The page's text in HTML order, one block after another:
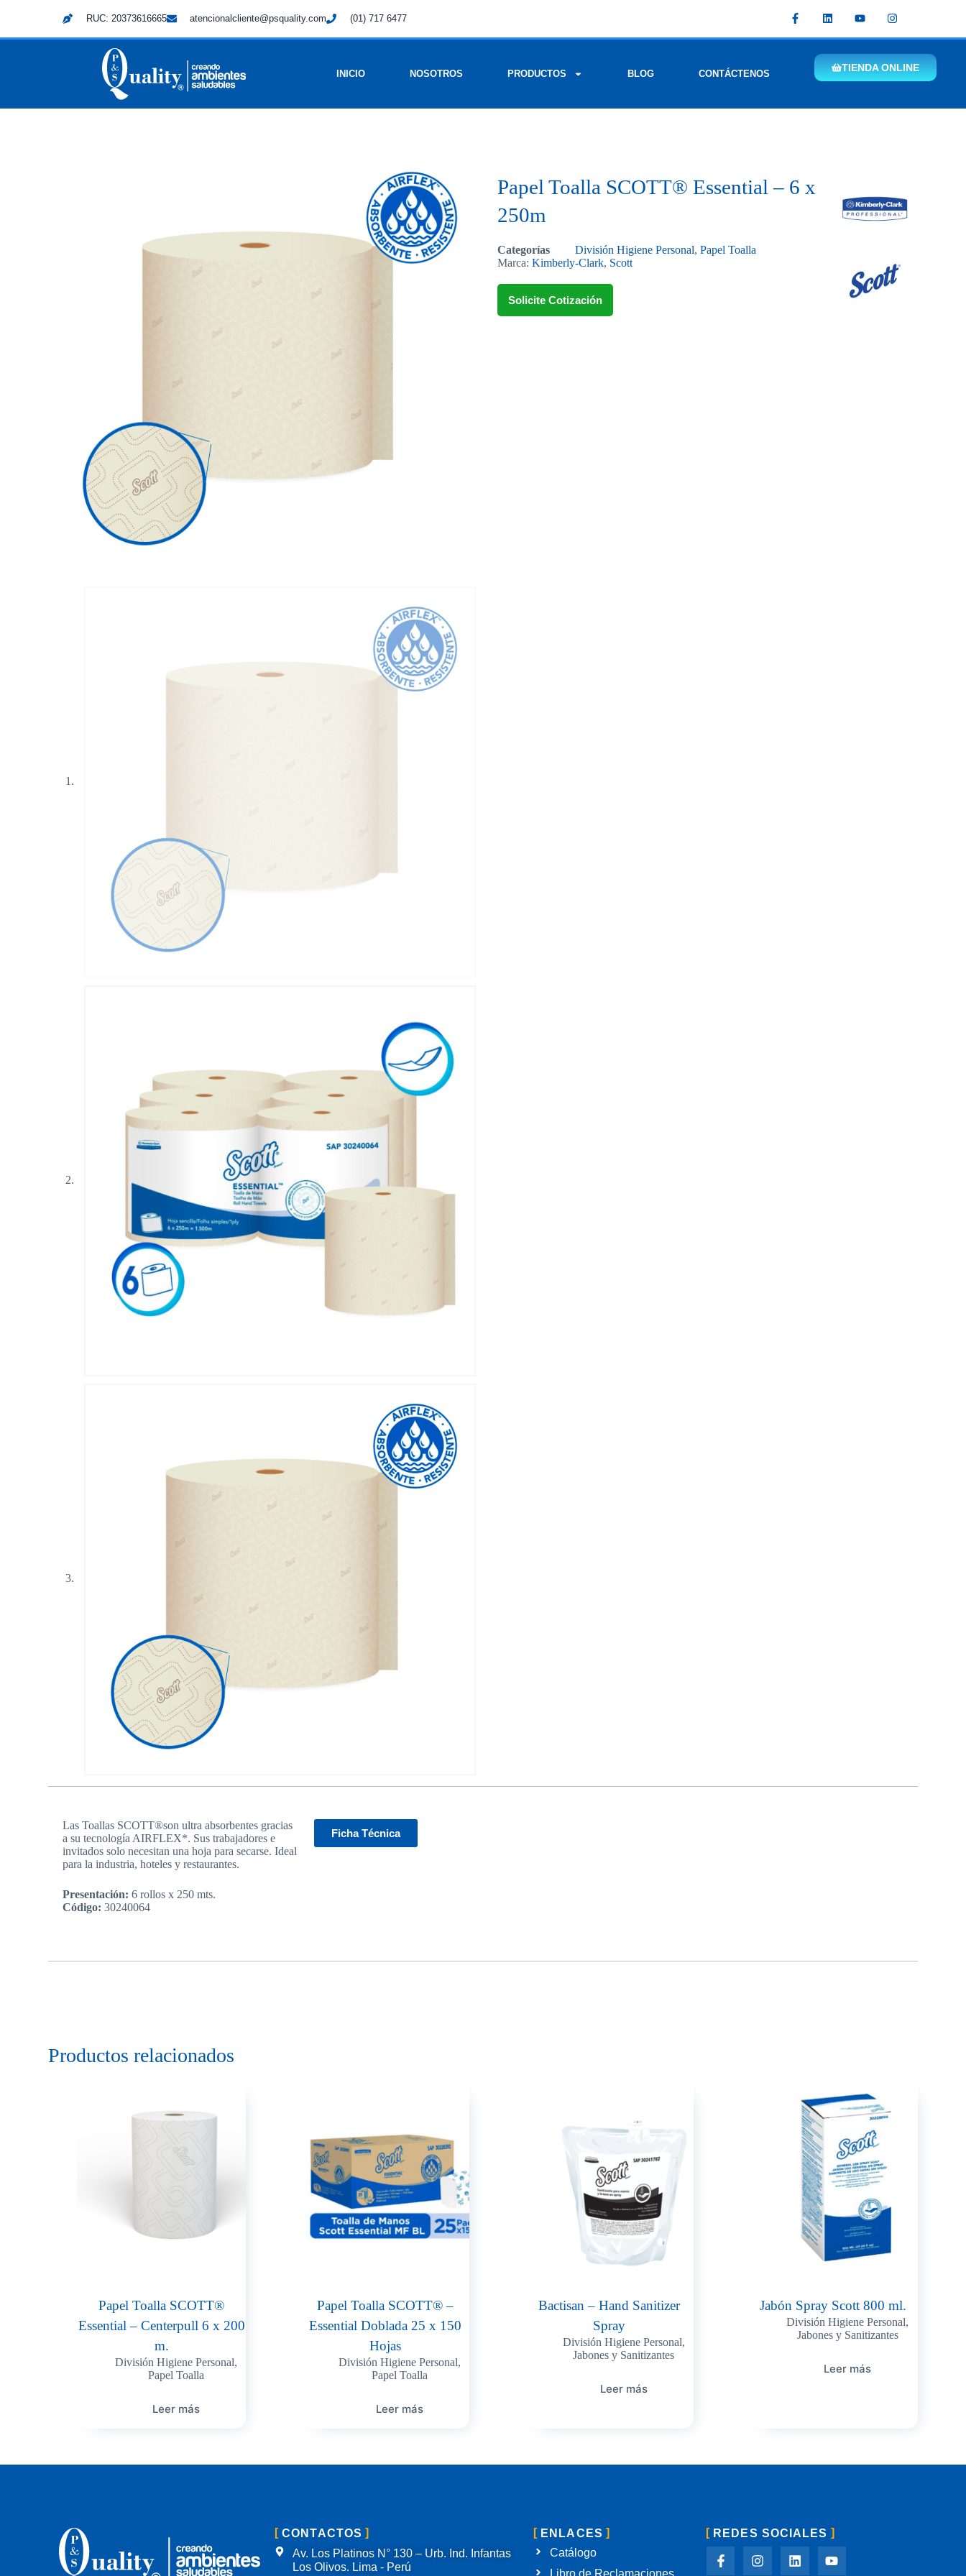
RUC: 20373616665 atencionalcliente@psquality.com (01) 717 6477
INICIO NOSOTROS PRODUCTOS BLOG CONTÁCTENOS
TIENDA ONLINE
Papel Toalla SCOTT® Essential – 6 x
250m
Categorías División Higiene Personal, Papel Toalla
Marca: Kimberly-Clark, Scott
Solicite Cotización
Las Toallas SCOTT®son ultra absorbentes gracias
a su tecnología AIRFLEX*. Sus trabajadores e
invitados solo necesitan una hoja para secarse. Ideal
para la industria, hoteles y restaurantes.
Presentación: 6 rollos x 250 mts.
Código: 30240064
Ficha Técnica
Productos relacionados
Papel Toalla SCOTT®
Essential – Centerpull 6 x 200
m.
División Higiene Personal,
Papel Toalla
Leer más
Papel Toalla SCOTT® –
Essential Doblada 25 x 150
Hojas
División Higiene Personal,
Papel Toalla
Leer más
Bactisan – Hand Sanitizer
Spray
División Higiene Personal,
Jabones y Sanitizantes
Leer más
Jabón Spray Scott 800 ml.
División Higiene Personal,
Jabones y Sanitizantes
Leer más
CONTACTOS
Av. Los Platinos N° 130 – Urb. Ind. Infantas
Los Olivos. Lima - Perú
ENLACES
Catálogo
REDES SOCIALES